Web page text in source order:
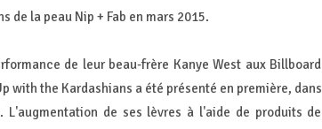
de la peau Nip + Fab en mars 2015.
de leur beau-frère Kanye West aux Billboard
with the Kardashians a été présenté en première, dans
de ses lèvres à l'aide de produits de